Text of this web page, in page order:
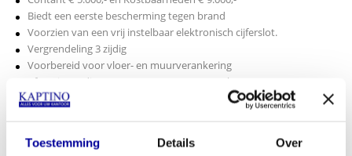
Toestemming Details Over
Biedt een eerste bescherming tegen brand
Voorzien van een vrij instelbaar elektronisch cijferslot.
Vergrendeling 3 zijdig
Voorbereid voor vloer- en muurverankering
Afm. uitwendig 625 x 435 x 375 mm HxBxD*
Afm. inwendig 575 x 376 x 295 mm HxBxD
Inhoud in liters: 64